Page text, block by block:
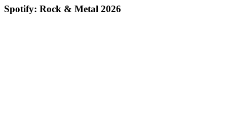
Spotify: Rock & Metal 2026